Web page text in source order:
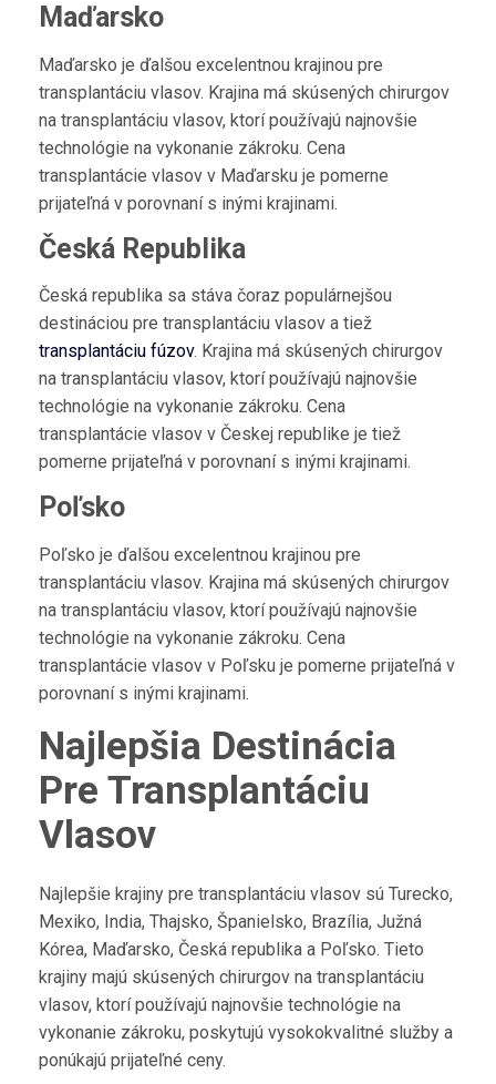
Maďarsko
Maďarsko je ďalšou excelentnou krajinou pre
transplantáciu vlasov. Krajina má skúsených chirurgov
na transplantáciu vlasov, ktorí používajú najnovšie
technológie na vykonanie zákroku. Cena
transplantácie vlasov v Maďarsku je pomerne
prijateľná v porovnaní s inými krajinami.
Česká Republika
Česká republika sa stáva čoraz populárnejšou
destináciou pre transplantáciu vlasov a tiež
transplantáciu fúzov. Krajina má skúsených chirurgov
na transplantáciu vlasov, ktorí používajú najnovšie
technológie na vykonanie zákroku. Cena
transplantácie vlasov v Českej republike je tiež
pomerne prijateľná v porovnaní s inými krajinami.
Poľsko
Poľsko je ďalšou excelentnou krajinou pre
transplantáciu vlasov. Krajina má skúsených chirurgov
na transplantáciu vlasov, ktorí používajú najnovšie
technológie na vykonanie zákroku. Cena
transplantácie vlasov v Poľsku je pomerne prijateľná v
porovnaní s inými krajinami.
Najlepšia Destinácia
Pre Transplantáciu
Vlasov
Najlepšie krajiny pre transplantáciu vlasov sú Turecko,
Mexiko, India, Thajsko, Španielsko, Brazília, Južná
Kórea, Maďarsko, Česká republika a Poľsko. Tieto
krajiny majú skúsených chirurgov na transplantáciu
vlasov, ktorí používajú najnovšie technológie na
vykonanie zákroku, poskytujú vysokokvalitné služby a
ponúkajú prijateľné ceny.